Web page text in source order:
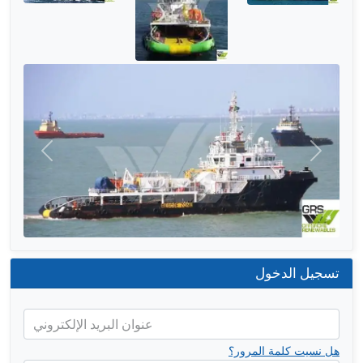
السابق التالي
تسجيل الدخول
عنوان البريد الإلكتروني
هل نسيت كلمة المرور؟